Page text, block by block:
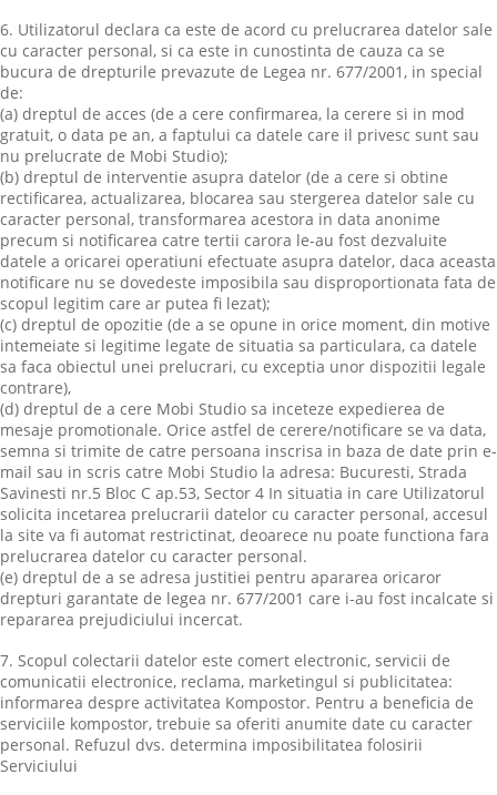
6. Utilizatorul declara ca este de acord cu prelucrarea datelor sale
cu caracter personal, si ca este in cunostinta de cauza ca se
bucura de drepturile prevazute de Legea nr. 677/2001, in special
de:
(a) dreptul de acces (de a cere confirmarea, la cerere si in mod
gratuit, o data pe an, a faptului ca datele care il privesc sunt sau
nu prelucrate de Mobi Studio);
(b) dreptul de interventie asupra datelor (de a cere si obtine
rectificarea, actualizarea, blocarea sau stergerea datelor sale cu
caracter personal, transformarea acestora in data anonime
precum si notificarea catre tertii carora le-au fost dezvaluite
datele a oricarei operatiuni efectuate asupra datelor, daca aceasta
notificare nu se dovedeste imposibila sau disproportionata fata de
scopul legitim care ar putea fi lezat);
(c) dreptul de opozitie (de a se opune in orice moment, din motive
intemeiate si legitime legate de situatia sa particulara, ca datele
sa faca obiectul unei prelucrari, cu exceptia unor dispozitii legale
contrare),
(d) dreptul de a cere Mobi Studio sa inceteze expedierea de
mesaje promotionale. Orice astfel de cerere/notificare se va data,
semna si trimite de catre persoana inscrisa in baza de date prin e-
mail sau in scris catre Mobi Studio la adresa: Bucuresti, Strada
Savinesti nr.5 Bloc C ap.53, Sector 4 In situatia in care Utilizatorul
solicita incetarea prelucrarii datelor cu caracter personal, accesul
la site va fi automat restrictinat, deoarece nu poate functiona fara
prelucrarea datelor cu caracter personal.
(e) dreptul de a se adresa justitiei pentru apararea oricaror
drepturi garantate de legea nr. 677/2001 care i-au fost incalcate si
repararea prejudiciului incercat.
7. Scopul colectarii datelor este comert electronic, servicii de
comunicatii electronice, reclama, marketingul si publicitatea:
informarea despre activitatea Kompostor. Pentru a beneficia de
serviciile kompostor, trebuie sa oferiti anumite date cu caracter
personal. Refuzul dvs. determina imposibilitatea folosirii
Serviciului